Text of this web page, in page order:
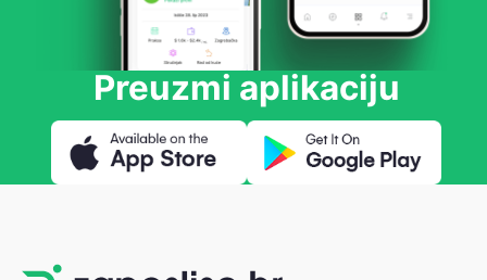
Preuzmi aplikaciju